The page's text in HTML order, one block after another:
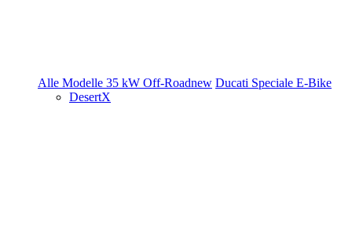
Alle Modelle 35 kW Off-Roadnew Ducati Speciale E-Bike
DesertX